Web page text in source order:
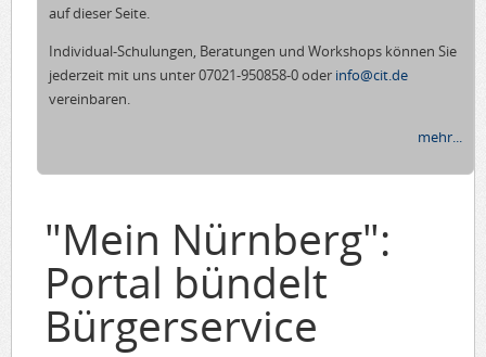
auf dieser Seite.
Individual-Schulungen, Beratungen und Workshops können Sie
jederzeit mit uns unter 07021-950858-0 oder info@cit.de
vereinbaren.
mehr...
"Mein Nürnberg":
Portal bündelt
Bürgerservice